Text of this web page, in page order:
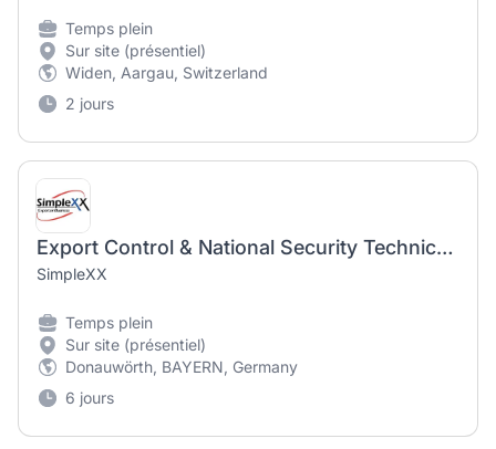
Temps plein
Sur site (présentiel)
Widen, Aargau, Switzerland
2 jours
Export Control & National Security Technical Rater (m/w/d) für AIRBUS Helicopters
SimpleXX
Temps plein
Sur site (présentiel)
Donauwörth, BAYERN, Germany
6 jours